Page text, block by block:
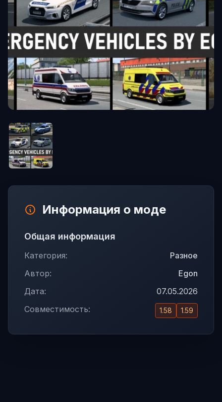
Информация о моде
Общая информация
Категория:
Разное
Автор:
Egon
Дата:
07.05.2026
Совместимость:
1.58 1.59